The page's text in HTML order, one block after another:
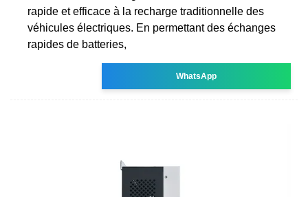
rapide et efficace à la recharge traditionnelle des
véhicules électriques. En permettant des échanges
rapides de batteries,
WhatsApp